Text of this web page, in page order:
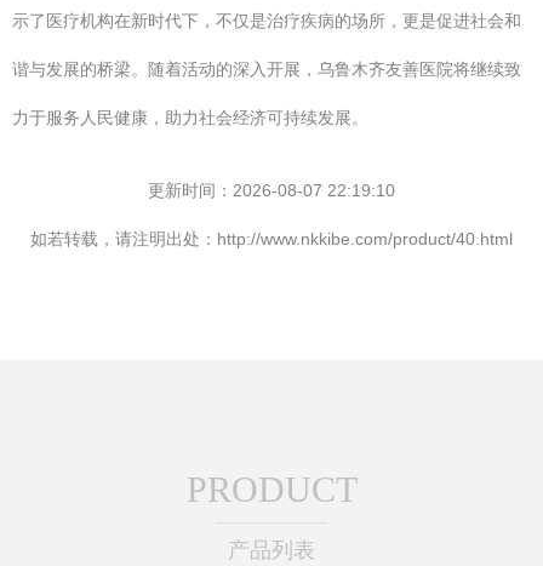
示了医疗机构在新时代下，不仅是治疗疾病的场所，更是促进社会和
谐与发展的桥梁。随着活动的深入开展，乌鲁木齐友善医院将继续致
力于服务人民健康，助力社会经济可持续发展。
更新时间：2026-08-07 22:19:10
如若转载，请注明出处：http://www.nkkibe.com/product/40.html
PRODUCT
产品列表